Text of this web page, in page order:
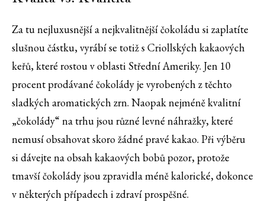
Za tu nejluxusnější a nejkvalitnější čokoládu si zaplatíte
slušnou částku, vyrábí se totiž s Criollských kakaových
keřů, které rostou v oblasti Střední Ameriky. Jen 10
procent prodávané čokolády je vyrobených z těchto
sladkých aromatických zrn. Naopak nejméně kvalitní
„čokolády“ na trhu jsou různé levné náhražky, které
nemusí obsahovat skoro žádné pravé kakao. Při výběru
si dávejte na obsah kakaových bobů pozor, protože
tmavší čokolády jsou zpravidla méně kalorické, dokonce
v některých případech i zdraví prospěšné.